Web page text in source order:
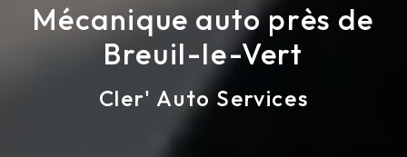
Mécanique auto près de
Breuil-le-Vert
Cler' Auto Services